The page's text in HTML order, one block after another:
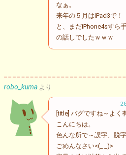
なぁ。
来年の５月はiPad3で！
と、まだiPhone4sすら
の話しでしたｗｗｗ
robo_kuma より
[title] バグですね～よく
こんにちは。
色んな所で～誤字、脱
ごめんなさい<(_ _)>